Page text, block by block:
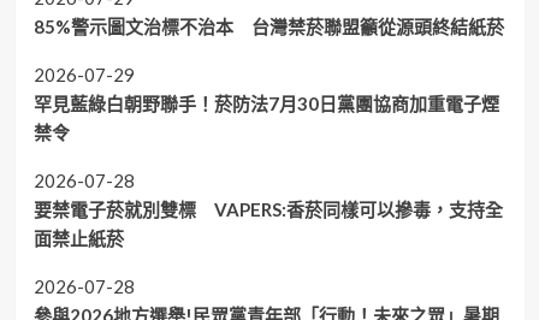
85%警示圖文治標不治本 台灣禁菸聯盟籲從源頭終結紙菸
2026-07-29
罕見藍綠白朝野聯手！菸防法7月30日黨團協商加重電子煙
禁令
2026-07-28
要禁電子菸就別雙標 VAPERS:香菸同樣可以摻毒，支持全
面禁止紙菸
2026-07-28
參與2026地方選舉!民眾黨青年部「行動！未來之眾」暑期